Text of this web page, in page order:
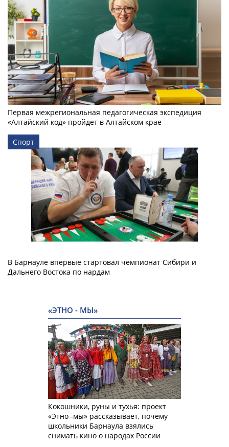
Первая межрегиональная педагогическая экспедиция
«Алтайский код» пройдет в Алтайском крае
Спорт
В Барнауле впервые стартовал чемпионат Сибири и
Дальнего Востока по нардам
«ЭТНО - МЫ»
Кокошники, руны и тухья: проект
«Этно -мы» рассказывает, почему
школьники Барнаула взялись
снимать кино о народах России